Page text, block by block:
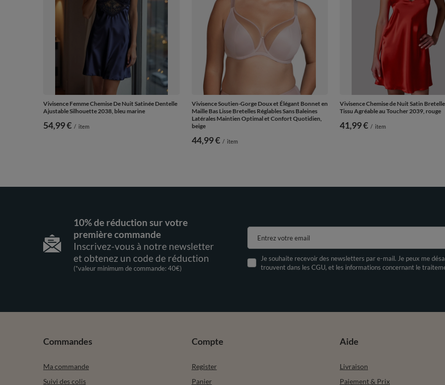
Vivisence Femme Chemise De Nuit Satinée Dentelle
Ajustable Silhouette 2038, bleu marine
54,99 € / item
Vivisence Soutien-Gorge Doux et Élégant Bonnet en
Maille Bas Lisse Bretelles Réglables Sans Baleines
Latérales Maintien Optimal et Confort Quotidien,
beige
44,99 € / item
Vivisence Chemise de Nuit Satin
Tissu Agréable au Toucher 2039, rouge
41,99 € / item
10% de réduction sur votre
première commande
Inscrivez-vous à notre newsletter
et obtenez un code de réduction
(*valeur minimum de commande: 40€)
Entrez votre email
Je souhaite recevoir des newsletters par e-mail. Je peux me
trouvent dans les CGU, et les informations concernant le
Commandes
Ma commande
Suivi des colis
Compte
Register
Panier
Aide
Livraison
Paiement & Prix